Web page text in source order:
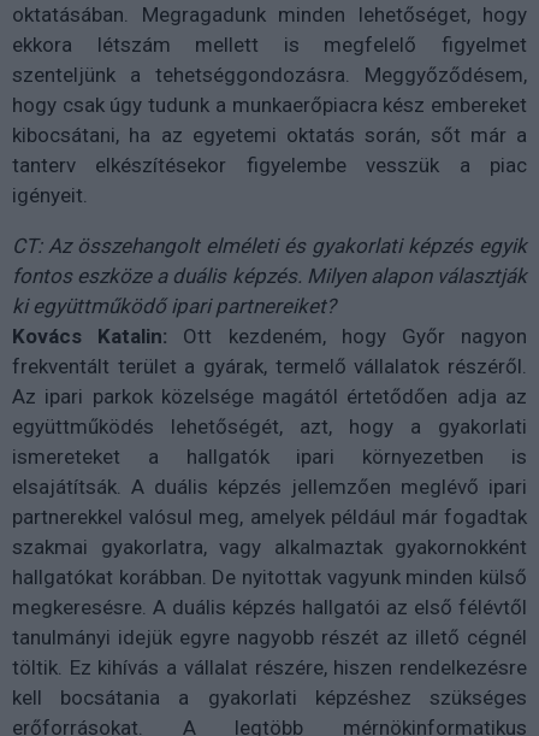
oktatásában. Megragadunk minden lehetőséget, hogy
ekkora létszám mellett is megfelelő figyelmet
szenteljünk a tehetséggondozásra. Meggyőződésem,
hogy csak úgy tudunk a munkaerőpiacra kész embereket
kibocsátani, ha az egyetemi oktatás során, sőt már a
tanterv elkészítésekor figyelembe vesszük a piac
igényeit.
CT: Az összehangolt elméleti és gyakorlati képzés egyik
fontos eszköze a duális képzés. Milyen alapon választják
ki együttműködő ipari partnereiket?
Kovács Katalin: Ott kezdeném, hogy Győr nagyon
frekventált terület a gyárak, termelő vállalatok részéről.
Az ipari parkok közelsége magától értetődően adja az
együttműködés lehetőségét, azt, hogy a gyakorlati
ismereteket a hallgatók ipari környezetben is
elsajátítsák. A duális képzés jellemzően meglévő ipari
partnerekkel valósul meg, amelyek például már fogadtak
szakmai gyakorlatra, vagy alkalmaztak gyakornokként
hallgatókat korábban. De nyitottak vagyunk minden külső
megkeresésre. A duális képzés hallgatói az első félévtől
tanulmányi idejük egyre nagyobb részét az illető cégnél
töltik. Ez kihívás a vállalat részére, hiszen rendelkezésre
kell bocsátania a gyakorlati képzéshez szükséges
erőforrásokat. A legtöbb mérnökinformatikus